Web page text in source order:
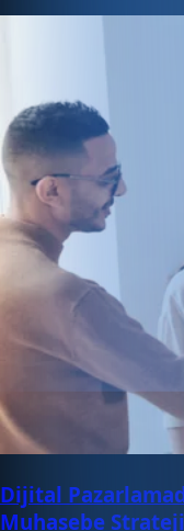
Dijital
Muhasebe